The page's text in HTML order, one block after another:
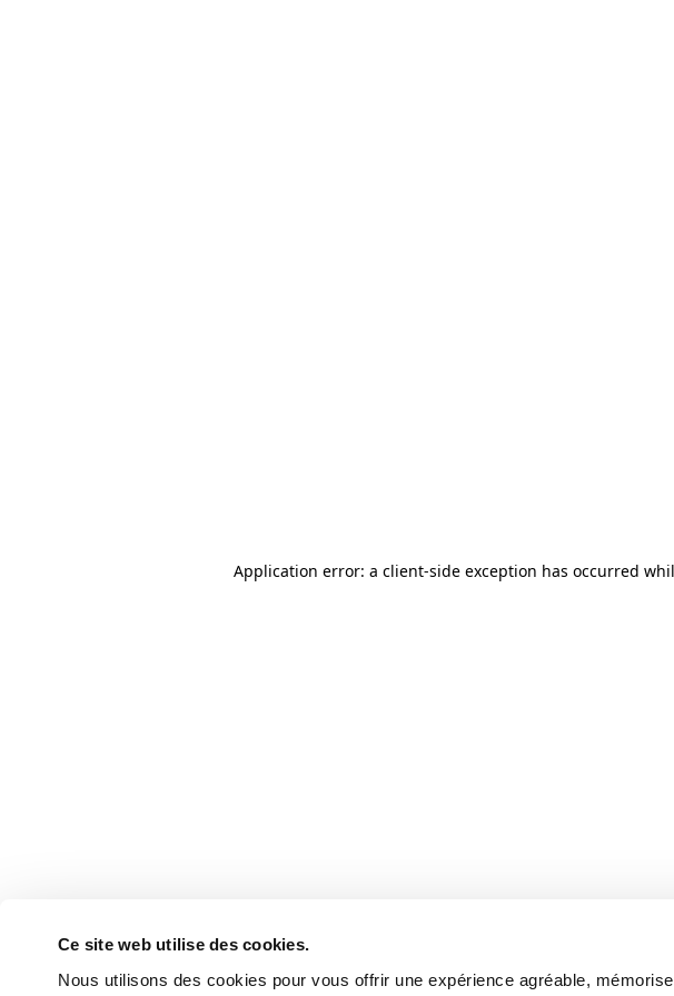
Ce site web utilise des cookies.
Nous utilisons des cookies pour vous offrir une expérience agréable,
Application error: a client-side exception has occurred